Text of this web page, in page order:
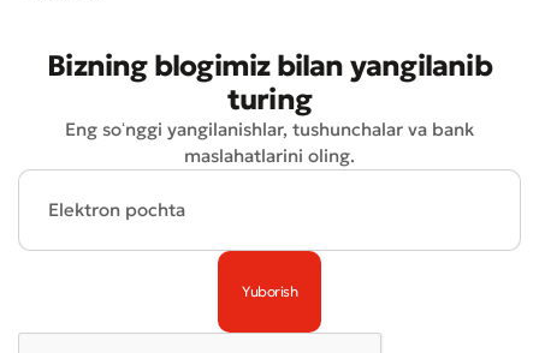
Yuborish
Bizning blogimiz bilan yangilanib
turing
Eng soʻnggi yangilanishlar, tushunchalar va bank
maslahatlarini oling.